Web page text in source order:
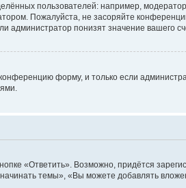
пользователей: например,
Пожалуйста, не засоряйте
понизят значение вашего
форму, и только если
«Ответить». Возможно, придётся
темы», «Вы можете добавлять